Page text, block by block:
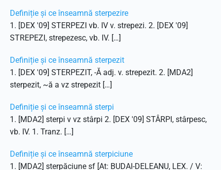
Definiție și ce înseamnă sterpezire
1. [DEX '09] STERPEZI vb. IV v. strepezi. 2. [DEX '09]
STREPEZI, strepezesc, vb. IV. […]
Definiție și ce înseamnă sterpezit
1. [DEX '09] STERPEZIT, -Ă adj. v. strepezit. 2. [MDA2]
sterpezit, ~ă a vz strepezit […]
Definiție și ce înseamnă sterpi
1. [MDA2] sterpi v vz stârpi 2. [DEX '09] STÂRPI, stârpesc,
vb. IV. 1. Tranz. […]
Definiție și ce înseamnă sterpiciune
1. [MDA2] sterpăciune sf [At: BUDAI-DELEANU, LEX. / V: